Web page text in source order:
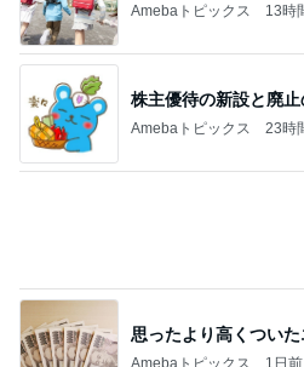
Amebaトピックス 1日前
息子が希望したさっぱりした補食